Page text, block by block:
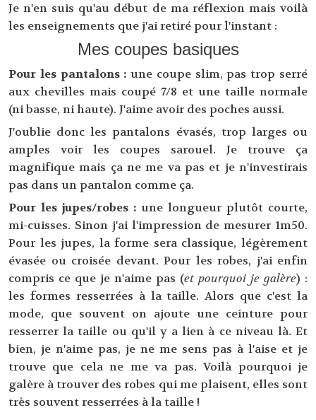
Je n'en suis qu'au début de ma réflexion mais voilà
les enseignements que j'ai retiré pour l'instant :
Mes coupes basiques
Pour les pantalons : une coupe slim, pas trop serré
aux chevilles mais coupé 7/8 et une taille normale
(ni basse, ni haute). J'aime avoir des poches aussi.
J'oublie donc les pantalons évasés, trop larges ou
amples voir les coupes sarouel. Je trouve ça
magnifique mais ça ne me va pas et je n'investirais
pas dans un pantalon comme ça.
Pour les jupes/robes : une longueur plutôt courte,
mi-cuisses. Sinon j'ai l'impression de mesurer 1m50.
Pour les jupes, la forme sera classique, légèrement
évasée ou croisée devant. Pour les robes, j'ai enfin
compris ce que je n'aime pas (et pourquoi je galère) :
les formes resserrées à la taille. Alors que c'est la
mode, que souvent on ajoute une ceinture pour
resserrer la taille ou qu'il y a lien à ce niveau là. Et
bien, je n'aime pas, je ne me sens pas à l'aise et je
trouve que cela ne me va pas. Voilà pourquoi je
galère à trouver des robes qui me plaisent, elles sont
très souvent resserrées à la taille !